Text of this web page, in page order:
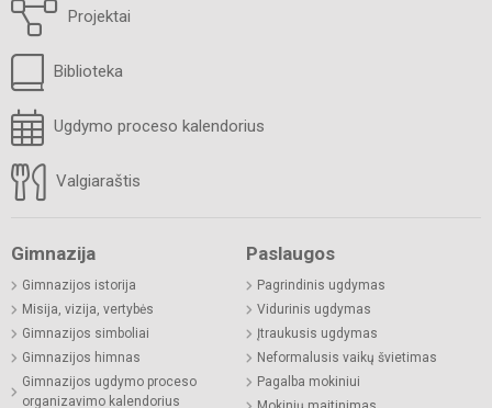
Projektai
Biblioteka
Ugdymo proceso kalendorius
Valgiaraštis
Gimnazija
Gimnazijos istorija
Misija, vizija, vertybės
Gimnazijos simboliai
Gimnazijos himnas
Gimnazijos ugdymo proceso
organizavimo kalendorius
Paslaugos
Pagrindinis ugdymas
Vidurinis ugdymas
Įtraukusis ugdymas
Neformalusis vaikų švietimas
Pagalba mokiniui